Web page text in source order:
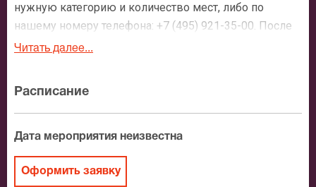
нужную категорию и количество мест, либо по
нашему номеру телефона: +7 (495) 921-35-00. После
оформления заявки с Вами свяжется персональный
зале, о том как заказать билет и утвердит адрес
доставки.
После бронирования билетов, ожидайте доставку по
Читать далее...
Расписание
Дата мероприятия неизвестна
Оформить заявку